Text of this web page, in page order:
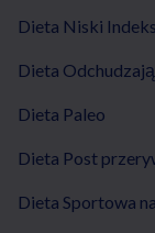
Dieta Niski Indeks
Dieta
Dieta Paleo
Dieta Post
Dieta Sportowa